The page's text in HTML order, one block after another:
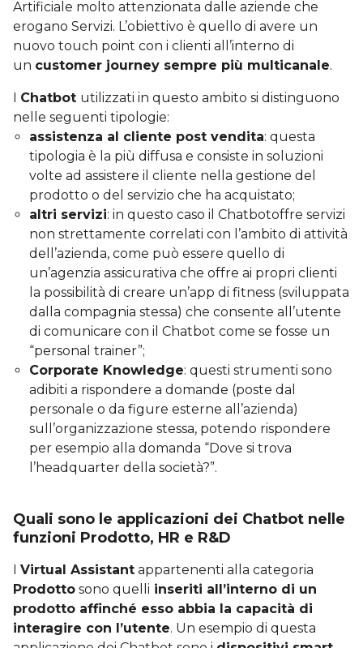
Artificiale molto attenzionata dalle aziende che
erogano Servizi. L’obiettivo è quello di avere un
nuovo touch point con i clienti all’interno di
un customer journey sempre più multicanale.
Chatbot utilizzati in questo ambito si distinguono
nelle seguenti tipologie:
assistenza al cliente post vendita: questa
tipologia è la più diffusa e consiste in soluzioni
volte ad assistere il cliente nella gestione del
prodotto o del servizio che ha acquistato;
altri servizi: in questo caso il Chatbotoffre servizi
non strettamente correlati con l’ambito di attività
dell’azienda, come può essere quello di
un’agenzia assicurativa che offre ai propri clienti
la possibilità di creare un’app di fitness (sviluppata
dalla compagnia stessa) che consente all’utente
di comunicare con il Chatbot come se fosse un
“personal trainer”;
Corporate Knowledge: questi strumenti sono
adibiti a rispondere a domande (poste dal
personale o da figure esterne all’azienda)
sull’organizzazione stessa, potendo rispondere
per esempio alla domanda “Dove si trova
l’headquarter della società?”.
Quali sono le applicazioni dei Chatbot nelle
funzioni Prodotto, HR e R&D
Virtual Assistant appartenenti alla categoria
Prodotto sono quelli inseriti all’interno di un
prodotto affinché esso abbia la capacità di
interagire con l’utente. Un esempio di questa